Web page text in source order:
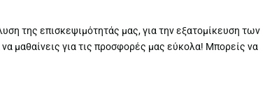
της επισκεψιμότητάς μας, για την εξατομίκευση των
μαθαίνεις για τις προσφορές μας εύκολα! Μπορείς να